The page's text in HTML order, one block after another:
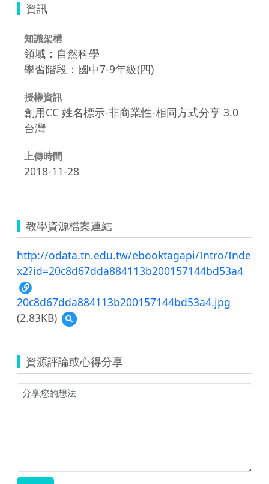
資訊
知識架構
領域：自然科學
學習階段：國中7-9年級(四)
授權資訊
創用CC 姓名標示-非商業性-相同方式分享 3.0
台灣
上傳時間
2018-11-28
教學資源檔案連結
http://odata.tn.edu.tw/ebooktagapi/Intro/Inde
x2?id=20c8d67dda884113b200157144bd53a4
20c8d67dda884113b200157144bd53a4.jpg
(2.83KB)
預
覽
資源評論或心得分享